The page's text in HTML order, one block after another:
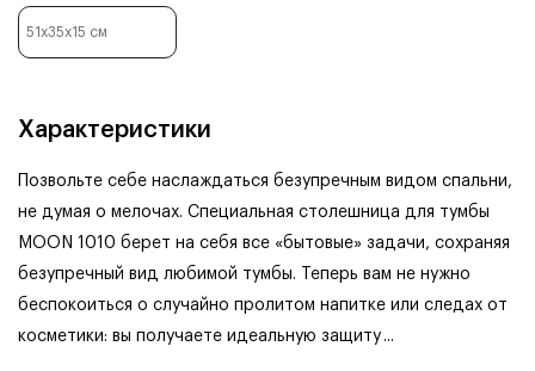
51x35x15 см
Характеристики
Позвольте себе наслаждаться безупречным видом спальни,
не думая о мелочах. Специальная столешница для тумбы
MOON 1010 берет на себя все «бытовые» задачи, сохраняя
безупречный вид любимой тумбы. Теперь вам не нужно
беспокоиться о случайно пролитом напитке или следах от
косметики: вы получаете идеальную защиту ...